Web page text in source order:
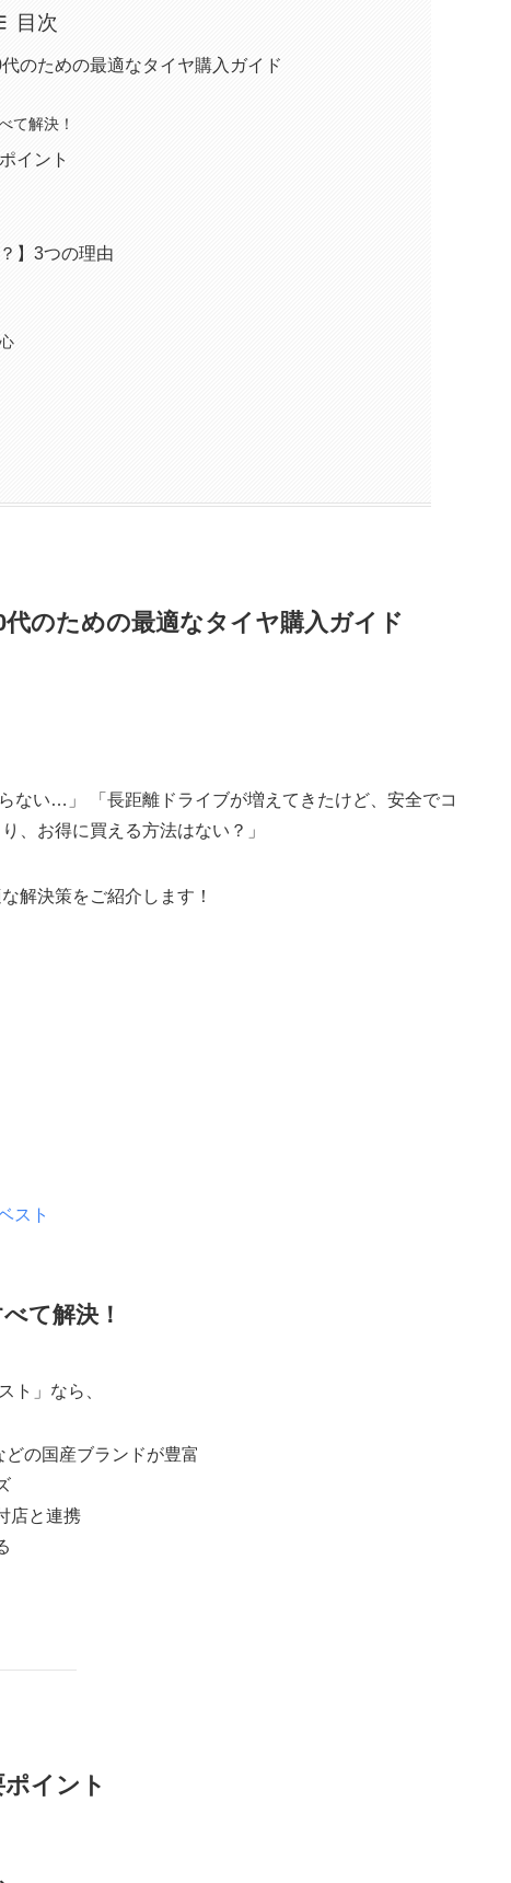
目次
のための最適なタイヤ購入ガイド
て解決！
イント
】3つの理由
代のための最適なタイヤ購入ガイド
ない…」 「長距離ドライブが増えてきたけど、安全でコ
、お得に買える方法はない？」
解決策をご紹介します！
スト
て解決！
ト」なら、
の国産ブランドが豊富
店と連携
イント